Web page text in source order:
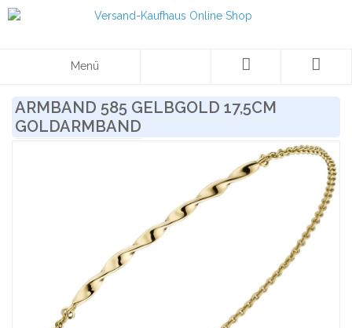
Menü
ARMBAND 585 GELBGOLD 17,5CM
GOLDARMBAND